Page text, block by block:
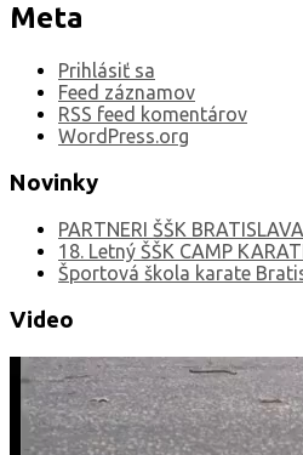
Meta
Prihlásiť sa
Feed záznamov
RSS feed komentárov
WordPress.org
Novinky
PARTNERI ŠŠK
18. Letný ŠŠK CAMP
Športová škola karate
Video